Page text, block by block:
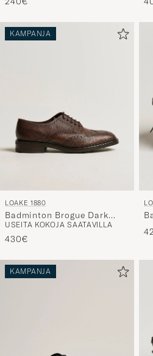
KAMPANJA
LOAKE 1880
Badminton Brogue Dark
Brown Grain
USEITA KOKOJA SAATAVILLA
430€
KAMPANJA